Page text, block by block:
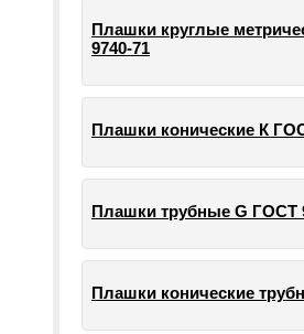
Плашки круглые
9740-71
Плашки конические К
Плашки трубные G ГОСТ
Плашки конические